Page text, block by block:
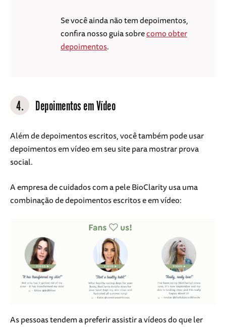
Se você ainda não tem depoimentos,
confira nosso guia sobrecomo obter
depoimentos.
4. Depoimentos em Vídeo
Além de depoimentos escritos, você também pode usar
depoimentos em vídeo em seu site para mostrar prova
social.
A empresa de cuidados com a pele BioClarity usa uma
combinação de depoimentos escritos e em vídeo:
As pessoas tendem a preferir assistir a vídeos do que ler